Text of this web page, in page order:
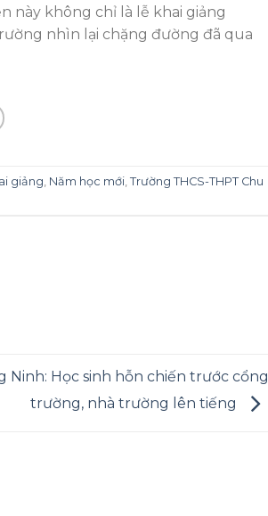
này không chỉ là lễ khai giảng
nhìn lại chặng đường đã qua
giảng Năm học mới ,Trường THCS-THPT Chu
Ninh: Học sinh hỗn chiến trước cổng
trường, nhà trường lên tiếng